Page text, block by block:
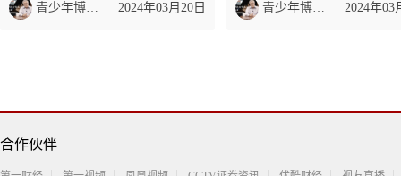
青少年博物馆通识系列 2024年03月20日 青少年博物馆通识系列 2024年03
合作伙伴